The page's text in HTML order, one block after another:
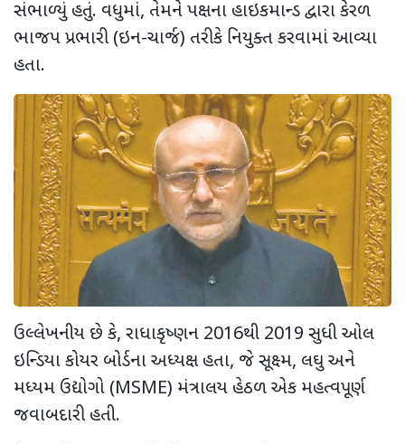
સંભાળ્યું હતું. વધુમાં, તેમને પક્ષના હાઇકમાન્ડ દ્વારા કેરળ
ભાજપ પ્રભારી (ઇન-ચાર્જ) તરીકે નિયુક્ત કરવામાં આવ્યા
હતા.
ઉલ્લેખનીય છે કે, રાધાકૃષ્ણન 2016થી 2019 સુધી ઓલ
ઇન્ડિયા કોયર બોર્ડના અધ્યક્ષ હતા, જે સૂક્ષ્મ, લઘુ અને
મધ્યમ ઉદ્યોગો (MSME) મંત્રાલય હેઠળ એક મહત્વપૂર્ણ
જવાબદારી હતી.